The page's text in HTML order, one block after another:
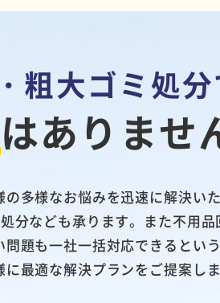
粗大ゴミ処
はありませ
多様なお悩みを迅速に解決い
分なども承ります。また不用
題も一社一括対応できるとい
最適な解決プランをご提案し